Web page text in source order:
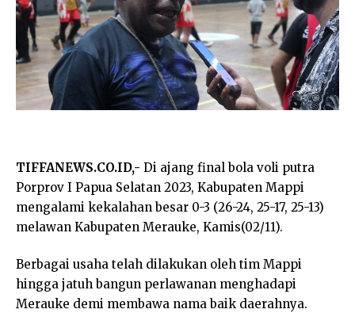
TIFFANEWS.CO.ID,- Di ajang final bola voli putra
Porprov I Papua Selatan 2023, Kabupaten Mappi
mengalami kekalahan besar 0-3 (26-24, 25-17, 25-13)
melawan Kabupaten Merauke, Kamis(02/11).
Berbagai usaha telah dilakukan oleh tim Mappi
hingga jatuh bangun perlawanan menghadapi
Merauke demi membawa nama baik daerahnya.